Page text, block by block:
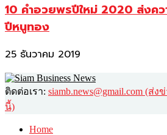
10 คำอวยพรปีใหม่ 2020 ส่งค
ปีหนูทอง
25 ธันวาคม 2019
ติดต่อเรา: siamb.news@gmail.com (
นี้)
Home